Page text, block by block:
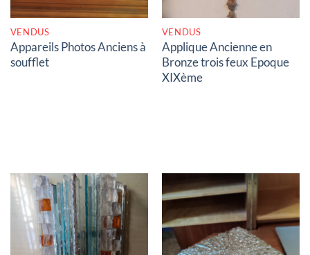
VENDUS
Appareils Photos Anciens à
soufflet
VENDUS
Applique Ancienne en
Bronze trois feux Epoque
XIXème